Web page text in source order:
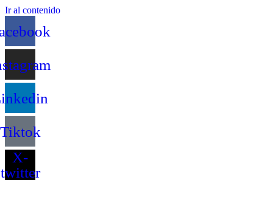
Ir al contenido
Tiktok
X-
twitter